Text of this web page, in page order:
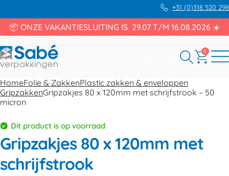
+31 (0)318 520 298
📦 ONZE VAKANTIESLUITING IS 29.07 T/M 16.08.2026 ☀️
0
HomeFolie & ZakkenPlastic zakken & enveloppen
GripzakkenGripzakjes 80 x 120mm met schrijfstrook – 50
micron
Dit product is op voorraad
Gripzakjes 80 x 120mm met
schrijfstrook